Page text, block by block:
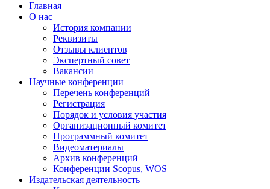
Главная
О нас
История компании
Реквизиты
Отзывы клиентов
Экспертный совет
Вакансии
Научные конференции
Перечень конференций
Регистрация
Порядок и условия участия
Организационный комитет
Программный комитет
Видеоматериалы
Архив конференций
Конференции Scopus, WOS
Издательская деятельность